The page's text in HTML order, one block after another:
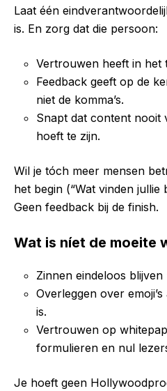
Laat één
is. En zorg dat die persoon:
Vertrouwen heeft in het
Feedback geeft op de
niet de komma’s.
Snapt dat content nooit
hoeft te zijn.
Wil je tóch meer mensen
het begin (“Wat vinden jullie
Geen feedback bij de finish.
Wat is níet de moeite
Zinnen eindeloos blijven
Overleggen over
is.
Vertrouwen op
formulieren en nul
Je hoeft geen